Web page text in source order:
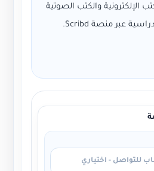
الإلكترونية والكتب الصوتية
والمجلات والمواد الدراسية عبر منصة Scribd.
مع ضمان كامل لتجربة
من مليون محتوى
عبر الموقع